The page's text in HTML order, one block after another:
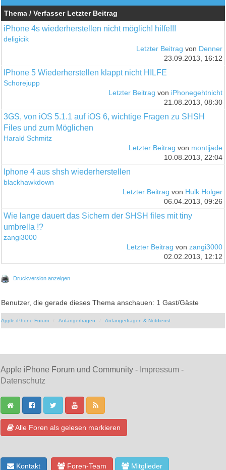
Thema / Verfasser Letzter Beitrag
iPhone 4s wiederherstellen nicht möglich! hilfe!!!
deligicik
Letzter Beitrag von Denner
23.09.2013, 16:12
IPhone 5 Wiederherstellen klappt nicht HILFE
Schorejupp
Letzter Beitrag von iPhonegehtnicht
21.08.2013, 08:30
3GS, von iOS 5.1.1 auf iOS 6, wichtige Fragen zu SHSH
Files und zum Möglichen
Harald Schmitz
Letzter Beitrag von montijade
10.08.2013, 22:04
Iphone 4 aus shsh wiederherstellen
blackhawkdown
Letzter Beitrag von Hulk Holger
06.04.2013, 09:26
Wie lange dauert das Sichern der SHSH files mit tiny
umbrella !?
zangi3000
Letzter Beitrag von zangi3000
02.02.2013, 12:12
Druckversion anzeigen
Benutzer, die gerade dieses Thema anschauen: 1 Gast/Gäste
Apple iPhone Forum Anfängerfragen Anfängerfragen & Notdienst
Apple iPhone Forum und Community - Impressum -
Datenschutz
Alle Foren als gelesen markieren
Kontakt Foren-Team Mitglieder